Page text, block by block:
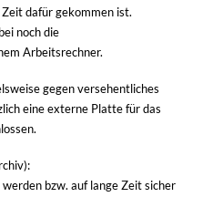
dafür gekommen ist.
noch die
Arbeitsrechner.
gegen versehentliches
eine externe Platte für das
bzw. auf lange Zeit sicher